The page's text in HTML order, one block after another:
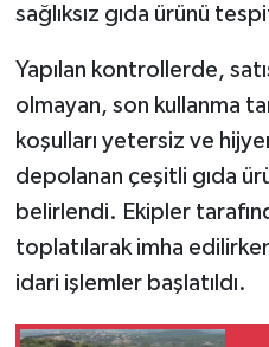
sağlıksız gıda ürünü
Yapılan kontrollerde,
olmayan, son kullanma
koşulları yetersiz ve
depolanan çeşitli gıda
belirlendi. Ekipler
toplatılarak imha
idari işlemler başlatıldı.